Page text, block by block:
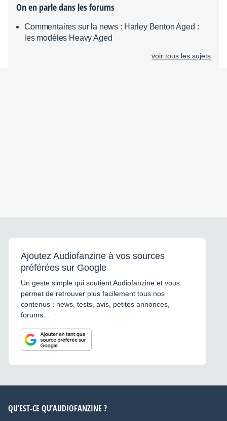
On en parle dans les forums
Commentaires sur la news : Harley Benton Aged :
les modèles Heavy Aged
voir tous les sujets
Ajoutez Audiofanzine à vos sources
préférées sur Google
Un geste simple qui soutient Audiofanzine et vous
permet de retrouver plus facilement tous nos
contenus : news, tests, avis, petites annonces,
forums...
QU’EST-CE QU’AUDIOFANZINE ?